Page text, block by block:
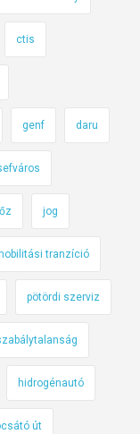
ctis
genf daru
őz jog
tranzíció
pötördi szerviz
hidrogénautó
út